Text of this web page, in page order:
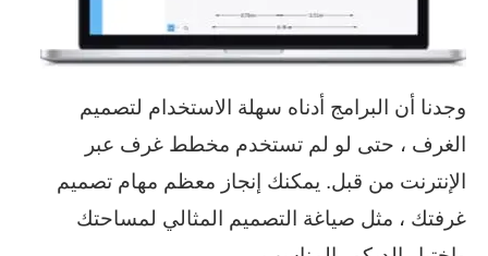
وجدنا أن البرامج أدناه سهلة الاستخدام لتصميم
الغرف ، حتى لو لم تستخدم مخطط غرف عبر
الإنترنت من قبل. يمكنك إنجاز معظم مهام تصميم
غرفتك ، مثل صياغة التصميم المثالي لمساحتك